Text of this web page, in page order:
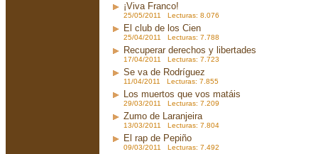
¡Viva Franco!
25/05/2011 Lecturas: 8.076
El club de los Cien
25/04/2011 Lecturas: 7.788
Recuperar derechos y libertades
17/04/2011 Lecturas: 7.723
Se va de Rodríguez
11/04/2011 Lecturas: 7.855
Los muertos que vos matáis
29/03/2011 Lecturas: 7.209
Zumo de Laranjeira
13/03/2011 Lecturas: 7.804
El rap de Pepiño
09/03/2011 Lecturas: 7.492